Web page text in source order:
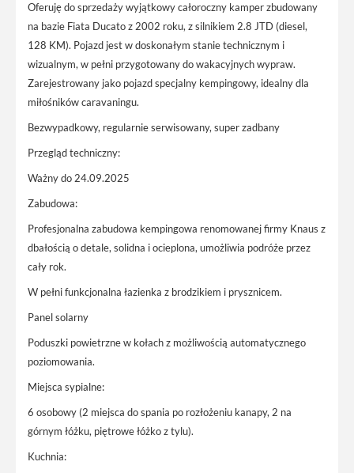
Oferuję do sprzedaży wyjątkowy całoroczny kamper zbudowany
na bazie Fiata Ducato z 2002 roku, z silnikiem 2.8 JTD (diesel,
128 KM). Pojazd jest w doskonałym stanie technicznym i
wizualnym, w pełni przygotowany do wakacyjnych wypraw.
Zarejestrowany jako pojazd specjalny kempingowy, idealny dla
miłośników caravaningu.
Bezwypadkowy, regularnie serwisowany, super zadbany
Przegląd techniczny:
Ważny do 24.09.2025
Zabudowa:
Profesjonalna zabudowa kempingowa renomowanej firmy Knaus z
dbałością o detale, solidna i ocieplona, umożliwia podróże przez
cały rok.
W pełni funkcjonalna łazienka z brodzikiem i prysznicem.
Panel solarny
Poduszki powietrzne w kołach z możliwością automatycznego
poziomowania.
Miejsca sypialne:
6 osobowy (2 miejsca do spania po rozłożeniu kanapy, 2 na
górnym łóżku, piętrowe łóżko z tylu).
Kuchnia: